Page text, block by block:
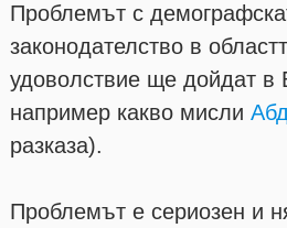
Проблемът с
законодателство в
удоволствие ще дойдат в
например какво мисли
разказа).
Проблемът е сериозен и